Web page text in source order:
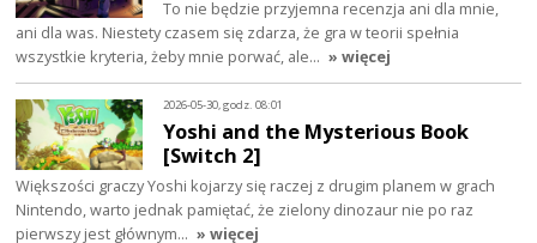
To nie będzie przyjemna recenzja ani dla mnie,
ani dla was. Niestety czasem się zdarza, że gra w teorii spełnia
wszystkie kryteria, żeby mnie porwać, ale… » więcej
2026-05-30, godz. 08:01
Yoshi and the Mysterious Book
[Switch 2]
Większości graczy Yoshi kojarzy się raczej z drugim planem w grach
Nintendo, warto jednak pamiętać, że zielony dinozaur nie po raz
pierwszy jest głównym… » więcej